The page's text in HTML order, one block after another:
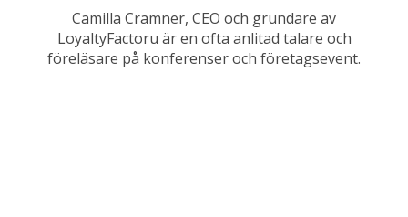
Camilla Cramner, CEO och grundare av
LoyaltyFactoru är en ofta anlitad talare och
föreläsare på konferenser och företagsevent.